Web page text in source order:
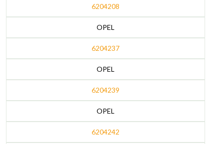
6204208
OPEL
6204237
OPEL
6204239
OPEL
6204242